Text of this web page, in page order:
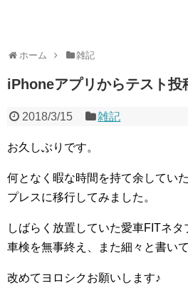
ホーム 雑記
iPhoneアプリからテスト投
2018/3/15 雑記
お久しぶりです。
何となく暇な時間を持て余してい
プレスに移行してみました。
しばらく放置していた愛車FITネ
車検を無事終え、また細々と書い
改めてヨロシクお願いします♪